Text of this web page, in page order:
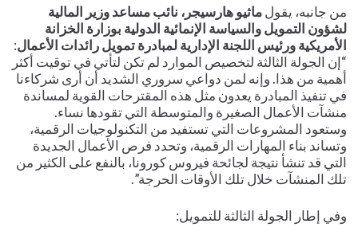
من جانبه، يقولماثيو هارسيجر، نائب مساعد وزير المالية
لشؤون التمويل والسياسة الإنمائية الدولية بوزارة الخزانة
الأمريكية ورئيس اللجنة الإدارية لمبادرة تمويل رائدات الأعمال:
“إن الجولة الثالثة لتخصيص الموارد لم تكن لتأتي في توقيت أكثر
أهمية من هذا. وإنه لمن دواعي سروري الشديد أن أرى شركاءنا
في تنفيذ المبادرة يعدون مثل هذه المقترحات القوية لمساندة
منشآت الأعمال الصغيرة والمتوسطة التي تقودها نساء.
وستعود المشروعات التي تستفيد من التكنولوجيات الرقمية،
وتساند بناء المهارات الرقمية، وتحدد فرص الأعمال الجديدة
التي قد تنشأ نتيجة لجائحة فيروس كورونا، بالنفع على الكثير من
تلك المنشآت خلال تلك الأوقات الحرجة”.
وفي إطار الجولة الثالثة للتمويل: